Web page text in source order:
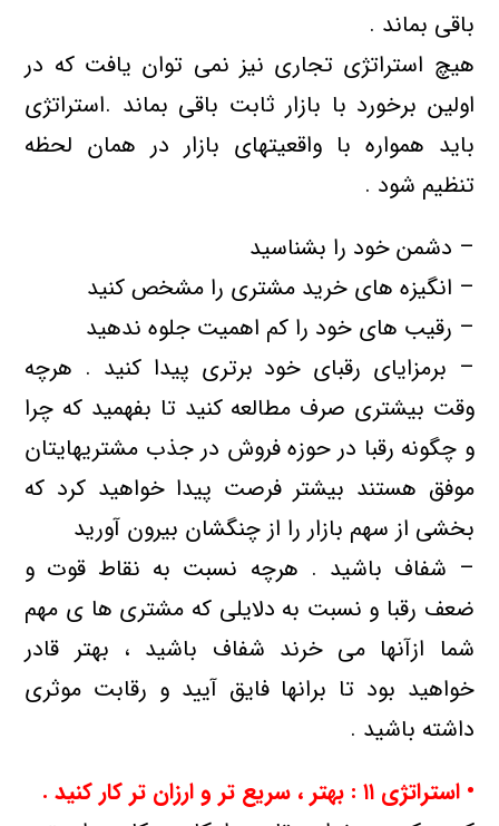
باقی بماند .
هیچ استراتژی تجاری نیز نمی توان یافت که در
اولین برخورد با بازار ثابت باقی بماند .استراتژی
باید همواره با واقعیتهای بازار در همان لحظه
تنظیم شود .
– دشمن خود را بشناسید
– انگیزه های خرید مشتری را مشخص کنید
– رقیب های خود را کم اهمیت جلوه ندهید
– برمزایای رقبای خود برتری پیدا کنید . هرچه
وقت بیشتری صرف مطالعه کنید تا بفهمید که چرا
و چگونه رقبا در حوزه فروش در جذب مشتریهایتان
موفق هستند بیشتر فرصت پیدا خواهید کرد که
بخشی از سهم بازار را از چنگشان بیرون آورید
– شفاف باشید . هرچه نسبت به نقاط قوت و
ضعف رقبا و نسبت به دلایلی که مشتری ها ی مهم
شما ازآنها می خرند شفاف باشید ، بهتر قادر
خواهید بود تا برانها فايق آیید و رقابت موثری
داشته باشید .
• استراتژی۱۱ : بهتر ، سریع تر و ارزان تر کار کنید .